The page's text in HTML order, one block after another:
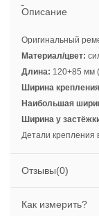
Описание
Оригинальный
Материал/цвет:
Длина: 120+85 мм
Ширина
Наибольшая
Ширина у
Детали крепления
Отзывы(0)
Как измерить?